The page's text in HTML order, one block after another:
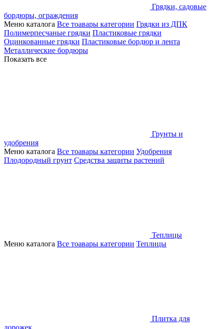
Грядки, садовые
бордюры, ограждения
Меню каталога Все тоавары категории Грядки из ДПК
Полимерпесчаные грядки Пластиковые грядки
Оцинкованные грядки Пластиковые бордюр и лента
Металлические бордюры
Показать все
Грунты и
удобрения
Меню каталога Все тоавары категории Удобрения
Плодородный грунт Средства защиты растений
Теплицы
Меню каталога Все тоавары категории Теплицы
Плитка для
дорожек